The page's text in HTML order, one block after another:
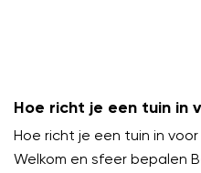
Hoe richt je een tuin in
familieavonden?
Hoe richt je een tuin in
Welkom en sfeer bepalen